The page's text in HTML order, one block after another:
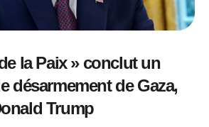
la Paix » conclut un
désarmement de Gaza,
Trump